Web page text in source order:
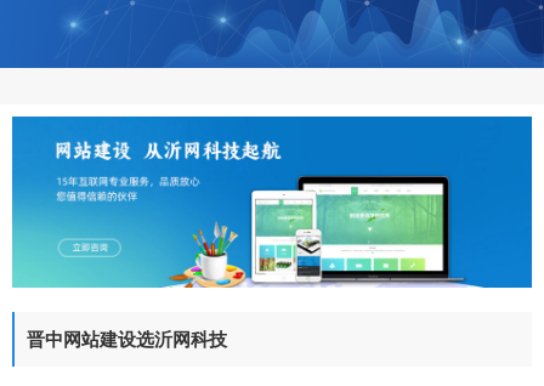
晋中网站建设选沂网科技